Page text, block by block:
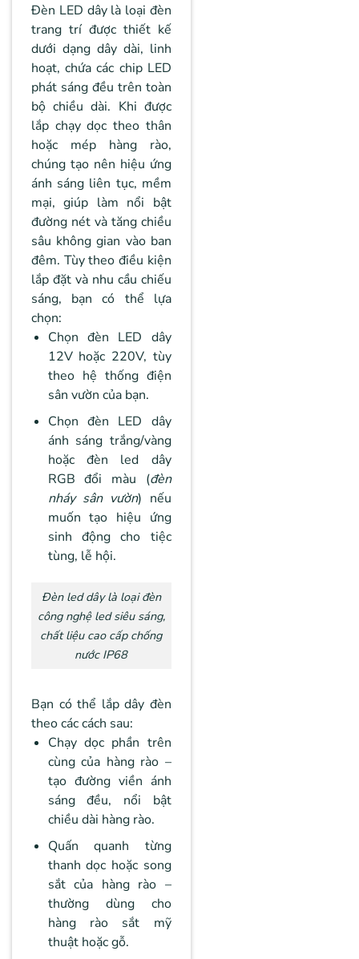
Đèn LED dây là loại đèn
trang trí được thiết kế
dưới dạng dây dài, linh
hoạt, chứa các chip LED
phát sáng đều trên toàn
bộ chiều dài. Khi được
lắp chạy dọc theo thân
hoặc mép hàng rào,
chúng tạo nên hiệu ứng
ánh sáng liên tục, mềm
mại, giúp làm nổi bật
đường nét và tăng chiều
sâu không gian vào ban
đêm. Tùy theo điều kiện
lắp đặt và nhu cầu chiếu
sáng, bạn có thể lựa
chọn:
Chọn đèn LED dây
12V hoặc 220V, tùy
theo hệ thống điện
sân vườn của bạn.
Chọn đèn LED dây
ánh sáng trắng/vàng
hoặc đèn led dây
RGB đổi màu (đèn
nháy sân vườn) nếu
muốn tạo hiệu ứng
sinh động cho tiệc
tùng, lễ hội.
Đèn led dây là loại đèn
công nghệ led siêu sáng,
chất liệu cao cấp chống
nước IP68
Bạn có thể lắp dây đèn
theo các cách sau:
Chạy dọc phần trên
cùng của hàng rào –
tạo đường viền ánh
sáng đều, nổi bật
chiều dài hàng rào.
Quấn quanh từng
thanh dọc hoặc song
sắt của hàng rào –
thường dùng cho
hàng rào sắt mỹ
thuật hoặc gỗ.